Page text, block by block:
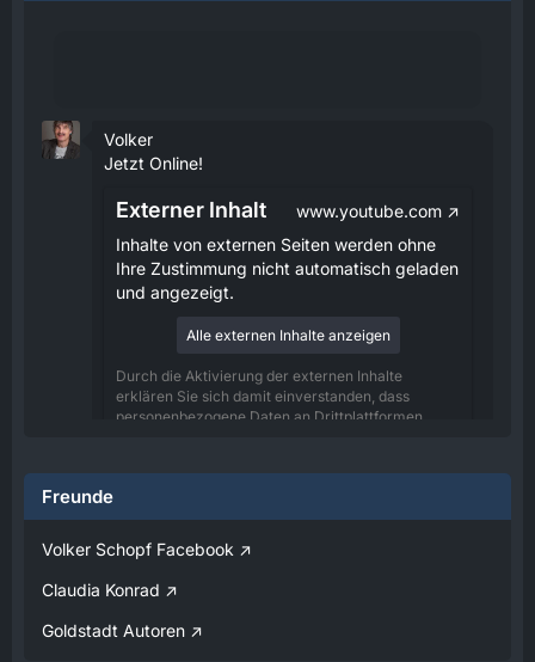
Volker
Jetzt Online!
Externer Inhalt
www.youtube.com
Inhalte von externen Seiten werden ohne
Ihre Zustimmung nicht automatisch geladen
und angezeigt.
Alle externen Inhalte anzeigen
Durch die Aktivierung der externen Inhalte
erklären Sie sich damit einverstanden, dass
personenbezogene Daten an Drittplattformen
Verfügung gestellt.
08:25
Jetzt Online!
Externer Inhalt
Freunde
Volker Schopf Facebook
Claudia Konrad
Goldstadt Autoren